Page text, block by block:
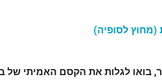
(מחוץ לסופיה)
בואו לגלות את הקסם האמיתי של